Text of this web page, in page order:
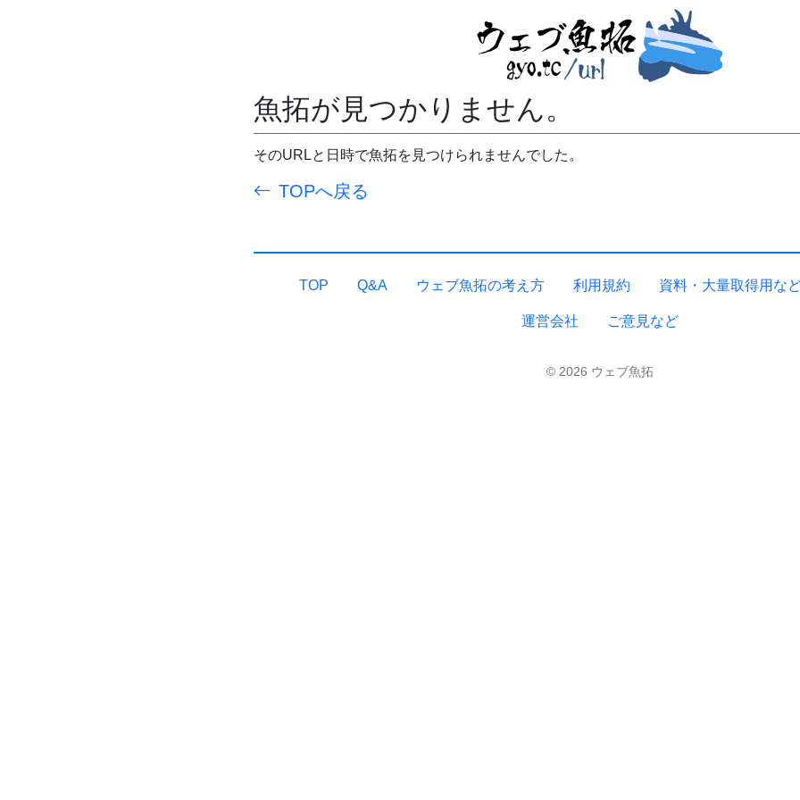
魚拓が見つかりません。
そのURLと日時で魚拓を見つけられませんでした。
TOPへ戻る
TOP Q&A ウェブ魚拓の考え方 利用規約 資料・大量取得用な
運営会社 ご意見など
© 2026 ウェブ魚拓